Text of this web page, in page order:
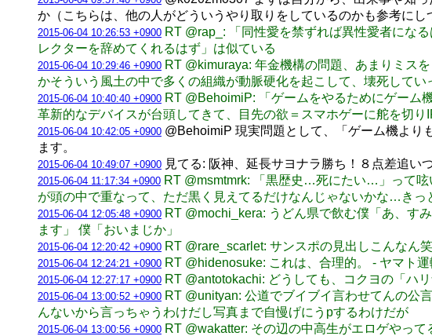
か（こちらは、他の人がどういうやり取りをしているのかも参考にし
2015-06-04 10:26:53 +0900 RT @rap_: 「同性愛を禁ずれば異性愛者にな
レクターを辞めてくれるはず」は似ている
2015-06-04 10:29:46 +0900 RT @kimuraya: 年金機構の問題、あまりミス
かそういう風土の中で多くの組織が動脈硬化を起こして、壊死してい
2015-06-04 10:40:40 +0900 RT @BehoimiP: 「ゲームをやるためにゲーム
革新的なデバイスが台頭してきて、目先の欲＝スマホゲーに舵を切
2015-06-04 10:42:05 +0900 @BehoimiP 現実問題として、「ゲーム機より
ます。
2015-06-04 10:49:07 +0900 見てる: 阪神、延長サヨナラ勝ち！８点差追
2015-06-04 11:17:34 +0900 RT @msmtmrk: 「黒歴史…死にたい…」って呟
が頭の中で重なって、ただ黒く見えてるだけなんじゃないかな…
2015-06-04 12:05:48 +0900 RT @mochi_kera: うどん県で飲む僕「あ、す
ます」 僕「おいまじか」
2015-06-04 12:20:42 +0900 RT @rare_scarlet: サンスポの見出しこんなん
2015-06-04 12:24:21 +0900 RT @hidenosuke: これは、合理的。 - ヤマト
2015-06-04 12:27:17 +0900 RT @antotokachi: どうしても、コクヨの「ハ
2015-06-04 13:00:52 +0900 RT @unityan: 公道でブイブイ言わせてんの公
んないから言っちゃうわけだし写真まで自慢げにうpするわけだが
2015-06-04 13:00:56 +0900 RT @wakatter: その辺の中高生がエロゲやっ